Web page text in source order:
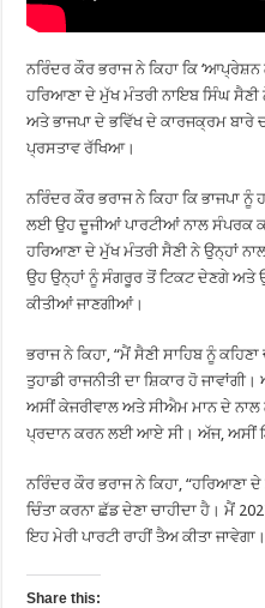
ਨਰਿੰਦਰ ਕੌਰ ਭਰਾਜ ਨੇ ਕਿਹਾ ਕਿ
ਹਰਿਆਣਾ ਦੇ ਮੁੱਖ ਮੰਤਰੀ ਨਾਇਬ ਸਿੰਘ ਸੈਣੀ
ਅਤੇ ਭਾਜਪਾ ਦੇ ਭਵਿੱਖ ਦੇ ਕਾਰਜਕ੍ਰਮ
ਪ੍ਰਸਤਾਵ ਰੱਖਿਆ।
ਨਰਿੰਦਰ ਕੌਰ ਭਰਾਜ ਨੇ ਕਿਹਾ ਕਿ ਭਾਜਪਾ
ਲਈ ਉਹ ਦੂਜੀਆਂ ਪਾਰਟੀਆਂ ਨਾਲ ਸੰਪਰਕ
ਹਰਿਆਣਾ ਦੇ ਮੁੱਖ ਮੰਤਰੀ ਸੈਣੀ ਨੇ ਉਨ੍ਹਾਂ
ਉਹ ਉਨ੍ਹਾਂ ਨੂੰ ਸੰਗਰੂਰ ਤੋਂ ਟਿਕਟ ਦੇਣਗੇ ਅਤੇ
ਕੀਤੀਆਂ ਜਾਣਗੀਆਂ।
ਭਰਾਜ ਨੇ ਕਿਹਾ, “ਮੈਂ ਸੈਣੀ ਸਾਹਿਬ ਨੂੰ
ਤੁਹਾਡੀ ਰਾਜਨੀਤੀ ਦਾ ਸ਼ਿਕਾਰ ਹੋ
ਅਸੀਂ ਕੇਜਰੀਵਾਲ ਅਤੇ ਸੀਐਮ ਮਾਨ ਦੇ
ਪ੍ਰਦਾਨ ਕਰਨ ਲਈ ਆਏ ਸੀ। ਅੱਜ, ਅਸੀਂ
ਨਰਿੰਦਰ ਕੌਰ ਭਰਾਜ ਨੇ ਕਿਹਾ, “ਹਰਿਆਣਾ
ਚਿੰਤਾ ਕਰਨਾ ਛੱਡ ਦੇਣਾ ਚਾਹੀਦਾ ਹੈ। ਮੈਂ
ਇਹ ਮੇਰੀ ਪਾਰਟੀ ਰਾਹੀਂ ਤੈਅ ਕੀਤਾ
Share this: